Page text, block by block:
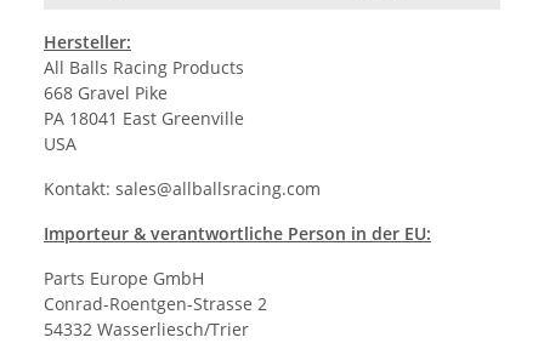
Hersteller:
All Balls Racing Products
668 Gravel Pike
PA 18041 East Greenville
USA
Kontakt: sales@allballsracing.com
Importeur & verantwortliche Person in der EU:
Parts Europe GmbH
Conrad-Roentgen-Strasse 2
54332 Wasserliesch/Trier